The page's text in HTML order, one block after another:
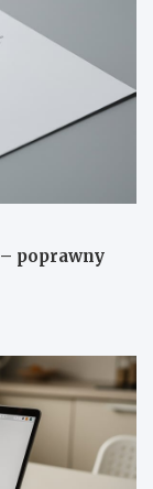
poprawny